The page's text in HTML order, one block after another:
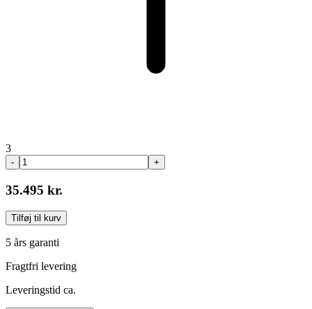
3
- +
35.495 kr.
Tilføj til kurv
5 års garanti
Fragtfri levering
Leveringstid ca.